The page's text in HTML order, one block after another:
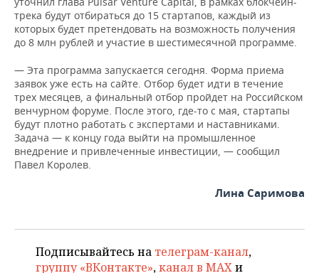
трека будут отбираться до 15 стартапов, каждый из
которых будет претендовать на возможность получения
до 8 млн рублей и участие в шестимесячной программе.
— Эта программа запускается сегодня. Форма приема
заявок уже есть на сайте. Отбор будет идти в течение
трех месяцев, а финальный отбор пройдет на Российском
венчурном форуме. После этого, где-то с мая, стартапы
будут плотно работать с экспертами и наставниками.
Задача — к концу года выйти на промышленное
внедрение и привлеченные инвестиции, — сообщил
Павел Королев.
Лина Саримова
Подписывайтесь на телеграм-канал,
группу «ВКонтакте»,канал в MAXи